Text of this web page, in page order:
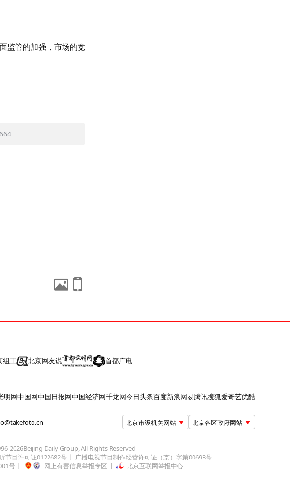
监管的加强，市场的竞
组工 北京网友说 首都广电
明网中国网中国日报网中国经济网千龙网今日头条百度新浪网易腾讯搜狐爱奇艺优酷
北京市级机关网站 北京各区政府网站
2026Beijing Daily Group, All Rights Reserved
节目许可证0122682号
广播电视节目制作经营许可证（京）字第00693号
号 网上有害信息举报专区 北京互联网举报中心